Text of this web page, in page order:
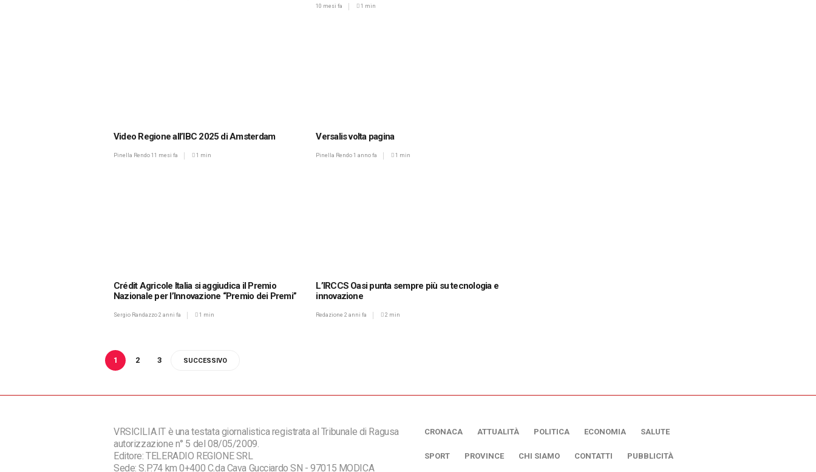
10 mesi fa 1 min
Video Regione all’IBC 2025 di Amsterdam
Pinella Rendo 11 mesi fa 1 min
Versalis volta pagina
Pinella Rendo1 anno fa 1 min
Crédit Agricole Italia si aggiudica il Premio
Nazionale per l’Innovazione “Premio dei Premi”
Sergio Randazzo 2 anni fa 1 min
L’IRCCS Oasi punta sempre più su tecnologia e
innovazione
Redazione2 anni fa 2 min
1 2 3 SUCCESSIVO
VRSICILIA.IT è una testata giornalistica registrata al Tribunale di Ragusa
autorizzazione n° 5 del 08/05/2009.
Editore: TELERADIO REGIONE SRL
Sede: S.P.74 km 0+400 C.da Cava Gucciardo SN - 97015 MODICA
CRONACA ATTUALITÀ POLITICA ECONOMIA SALUTE
SPORT PROVINCE CHI SIAMO CONTATTI PUBBLICITÀ